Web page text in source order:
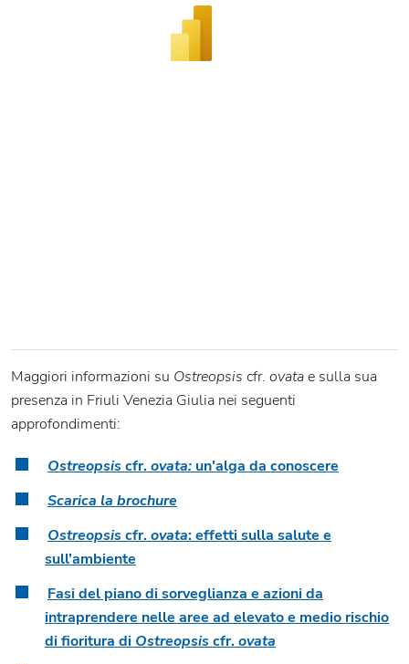
Maggiori informazioni su Ostreopsis cfr. ovatae sulla sua
presenza in Friuli Venezia Giulia nei seguenti
approfondimenti:
Ostreopsiscfr.ovata: un'alga da conoscere
Scarica la brochure
Ostreopsiscfr.ovata: effetti sulla salute e
sull’ambiente
Fasi del piano di sorveglianza e azioni da
intraprendere nelle aree ad elevato e medio rischio
di fioritura di Ostreopsiscfr.ovata